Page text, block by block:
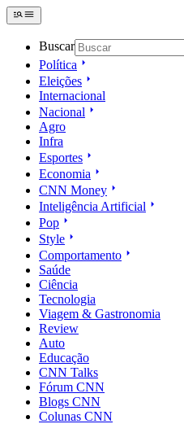
Buscar
Política
Eleições
Internacional
Nacional
Agro
Infra
Esportes
Economia
CNN Money
Inteligência Artificial
Pop
Style
Comportamento
Saúde
Ciência
Tecnologia
Viagem & Gastronomia
Review
Auto
Educação
CNN Talks
Fórum CNN
Blogs CNN
Colunas CNN